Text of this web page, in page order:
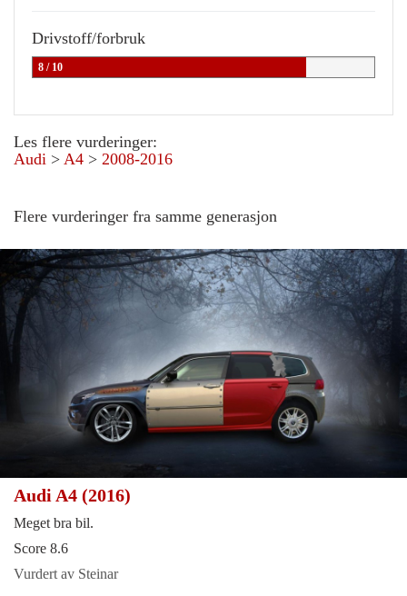
Drivstoff/forbruk
8 / 10
Les flere vurderinger:
Audi > A4 > 2008-2016
Flere vurderinger fra samme generasjon
Audi A4 (2016)
Meget bra bil.
Score 8.6
Vurdert av Steinar